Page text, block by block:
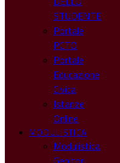
STUDENTE
Portale
PCTO
Portale
Educazione
Civica
Istanze
Online
MODULISTICA
Modulistica